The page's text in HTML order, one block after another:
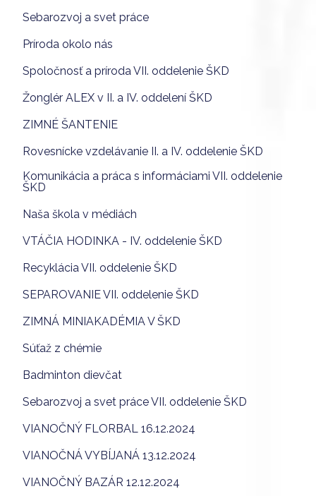
Sebarozvoj a svet práce
Príroda okolo nás
Spoločnosť a príroda VII. oddelenie ŠKD
Žonglér ALEX v II. a IV. oddelení ŠKD
ZIMNÉ ŠANTENIE
Rovesnícke vzdelávanie II. a IV. oddelenie ŠKD
Komunikácia a práca s informáciami VII. oddelenie
ŠKD
Naša škola v médiách
VTÁČIA HODINKA - IV. oddelenie ŠKD
Recyklácia VII. oddelenie ŠKD
SEPAROVANIE VII. oddelenie ŠKD
ZIMNÁ MINIAKADÉMIA V ŠKD
Súťaž z chémie
Badminton dievčat
Sebarozvoj a svet práce VII. oddelenie ŠKD
VIANOČNÝ FLORBAL 16.12.2024
VIANOČNÁ VYBÍJANÁ 13.12.2024
VIANOČNÝ BAZÁR 12.12.2024